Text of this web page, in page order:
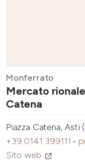
Monferrato
Mercato
Catena
Piazza Catena, Asti
+39 0141 399111 -
Sito web